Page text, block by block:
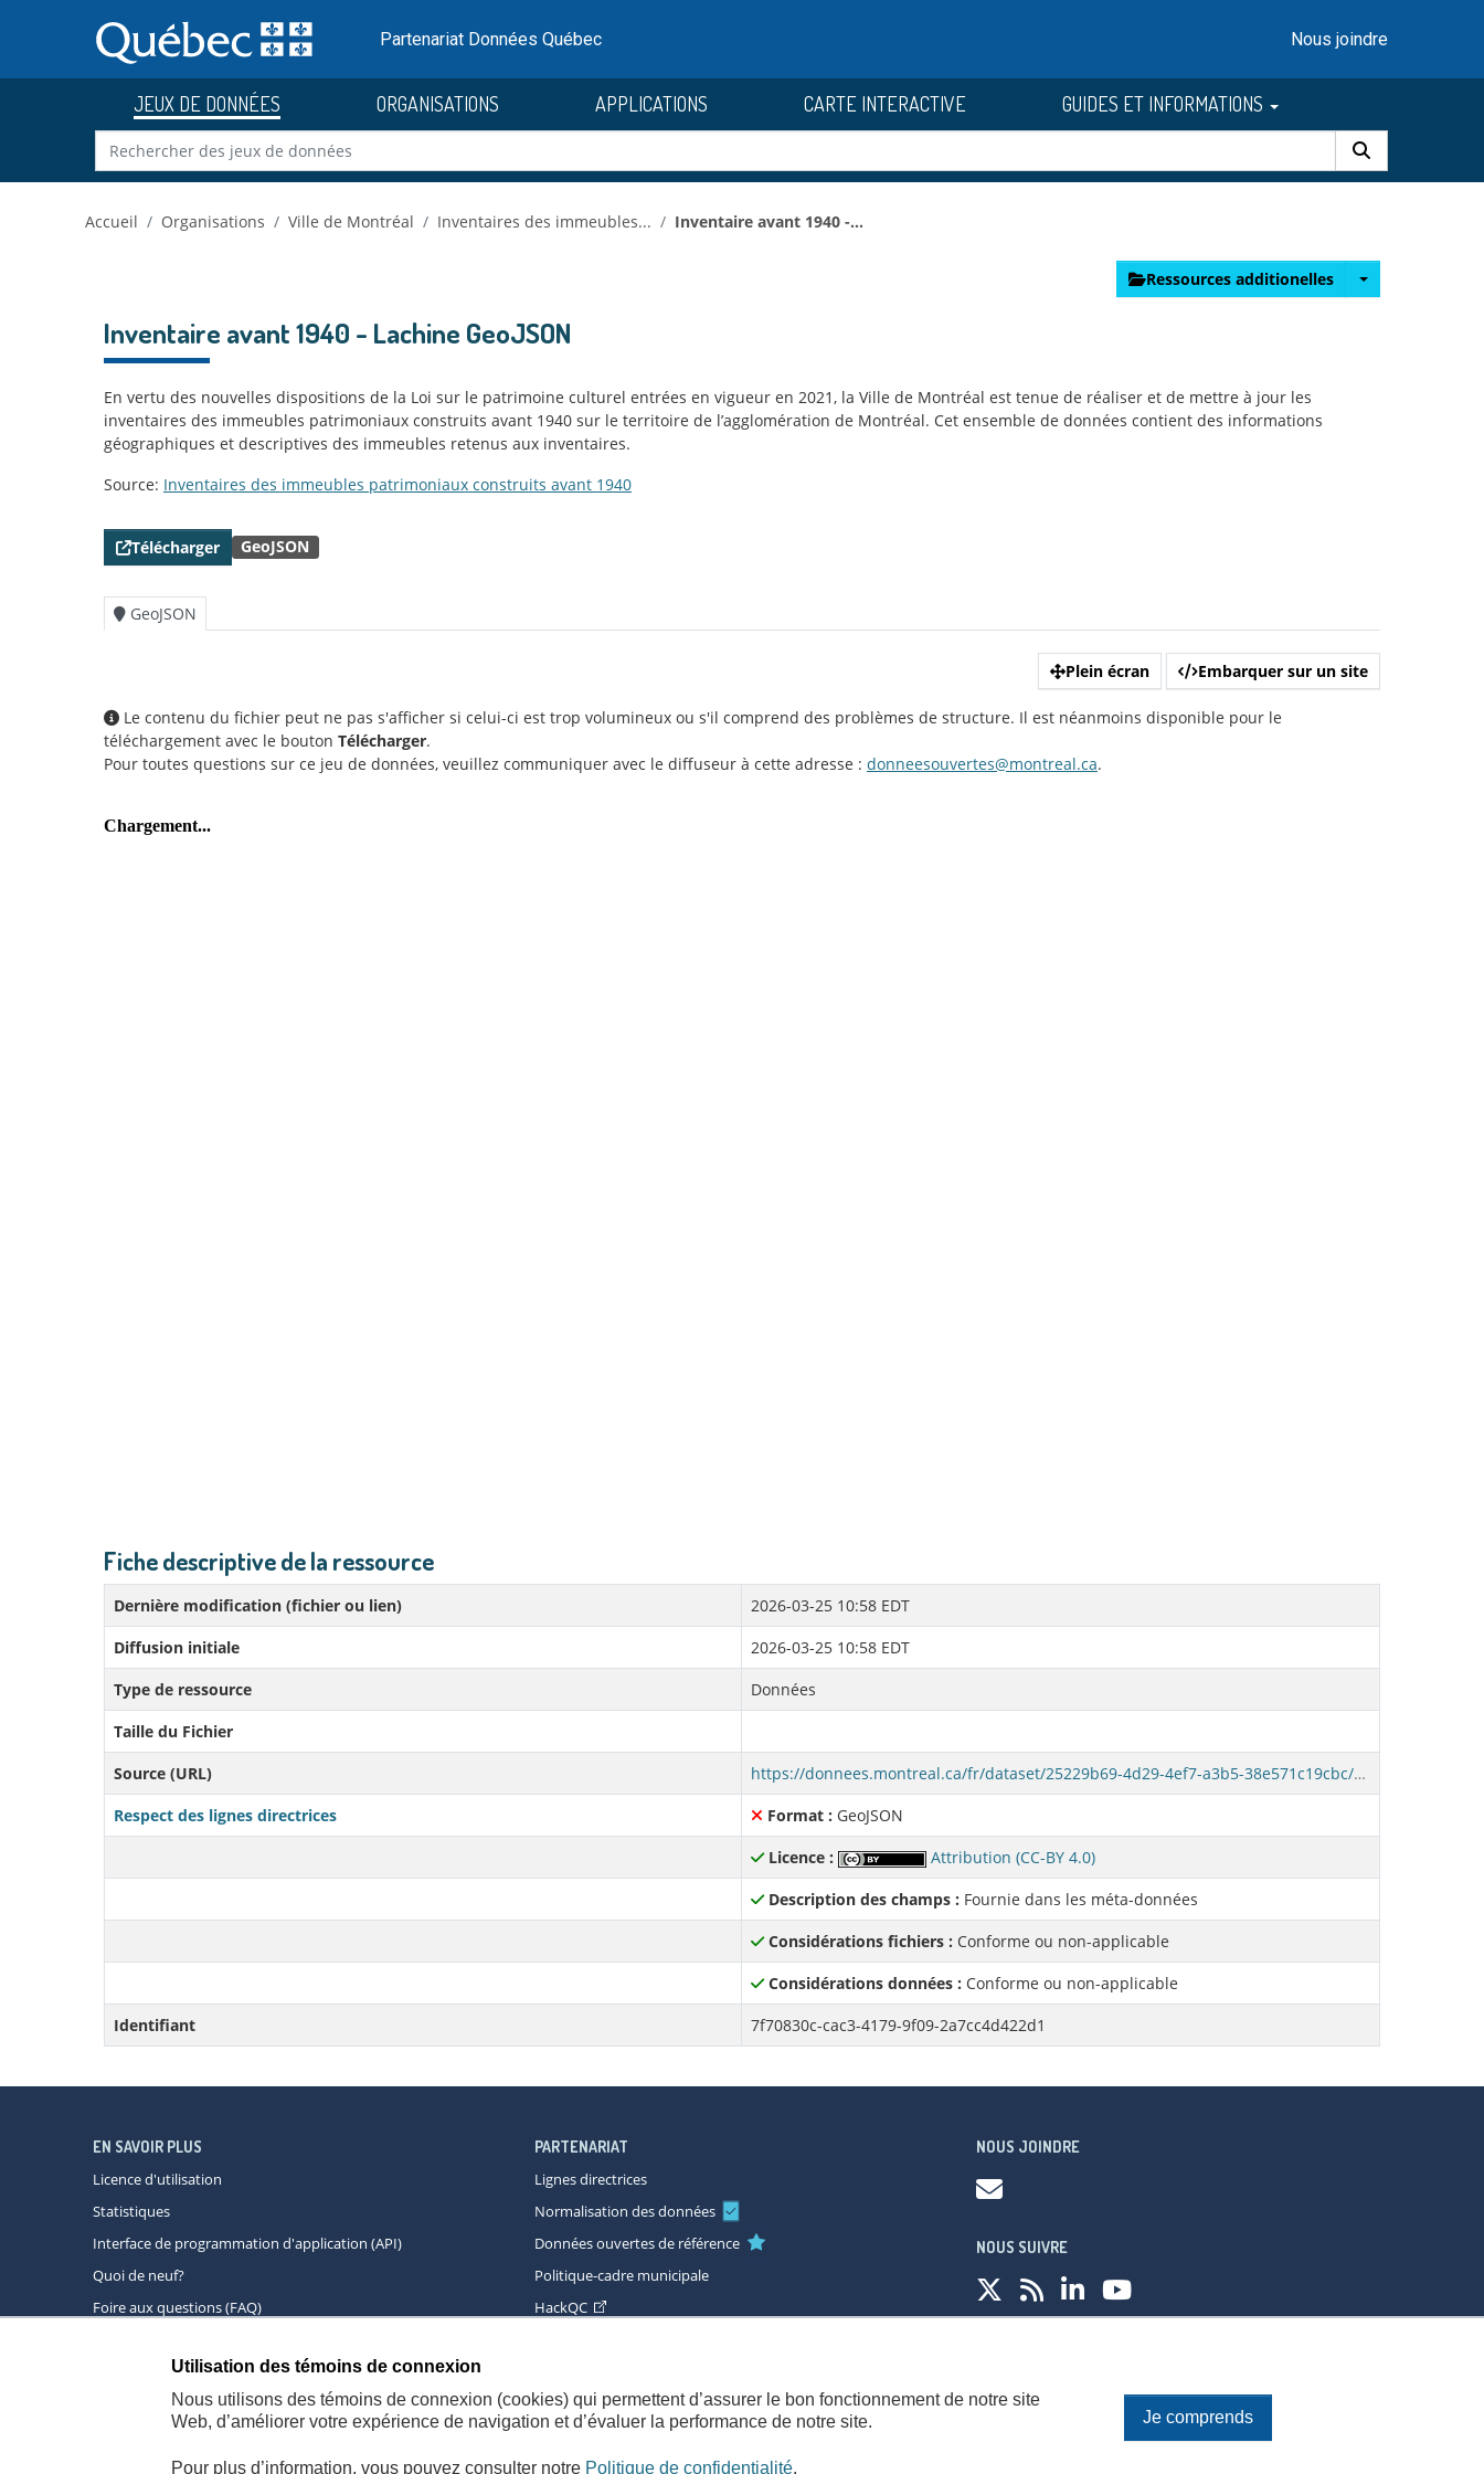
au
contenu
Partenariat Données Québec Nous joindre
JEUX DE DONNÉES ORGANISATIONS APPLICATIONS CARTE INTERACTIVE GUIDES ET INFORMATIONS
Accueil Organisations Ville de Montréal Inventaires des immeubles... Inventaire avant 1940 -...
Ressources additionelles
Inventaire avant 1940 - Lachine GeoJSON
En vertu des nouvelles dispositions de la Loi sur le patrimoine culturel entrées en vigueur en 2021, la Ville de Montréal est tenue de réaliser et de mettre à jour les
inventaires des immeubles patrimoniaux construits avant 1940 sur le territoire de l’agglomération de Montréal. Cet ensemble de données contient des informations
géographiques et descriptives des immeubles retenus aux inventaires.
Source: Inventaires des immeubles patrimoniaux construits avant 1940
Télécharger GeoJSON
GeoJSON
Plein écran Embarquer sur un site
Le contenu du fichier peut ne pas s'afficher si celui-ci est trop volumineux ou s'il comprend des problèmes de structure. Il est néanmoins disponible pour le
téléchargement avec le bouton Télécharger.
Pour toutes questions sur ce jeu de données, veuillez communiquer avec le diffuseur à cette adresse : donneesouvertes@montreal.ca.
Fiche descriptive de la ressource
Dernière modification (fichier ou lien)
2026-03-25 10:58 EDT
Diffusion initiale
2026-03-25 10:58 EDT
Type de ressource
Données
Taille du Fichier
Source (URL)
https://donnees.montreal.ca/fr/dataset/25229b69-4d29-4ef7-a3b5-38e571c19cbc/resource/7f70830c-cac3-4179-9f09-2a7cc4d422d1/download/lac_imm_adopte_pre1940_s.geojson
Respect des lignes directrices
Format : GeoJSON
Licence :
Attribution (CC-BY 4.0)
Description des champs : Fournie dans les méta-données
Considérations fichiers : Conforme ou non-applicable
Considérations données : Conforme ou non-applicable
Identifiant
7f70830c-cac3-4179-9f09-2a7cc4d422d1
Utilisation des témoins de connexion
Nous utilisons des témoins de connexion (cookies) qui permettent d’assurer le bon fonctionnement de notre site
Web, d’améliorer votre expérience de navigation et d’évaluer la performance de notre site.
Pour plus d’information, vous pouvez consulter notre Politique de confidentialité.
Je comprends
EN SAVOIR PLUS
Licence d'utilisation
Statistiques
Interface de programmation d'application (API)
Quoi de neuf?
Foire aux questions (FAQ)
PARTENARIAT
Lignes directrices
Normalisation des données
Données ouvertes de référence
Politique-cadre municipale
HackQC
NOUS JOINDRE
NOUS SUIVRE
À propos Accessibilité Plan du site Consignes de sécurité Politique de confidentialité